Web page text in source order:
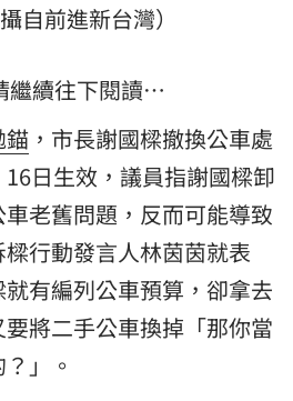
自前進新台灣）
繼續往下閱讀…
錨 ，市長謝國樑撤換公車處
日生效，議員指謝國樑卸
老舊問題，反而可能導致
行動發言人林茵茵就表
有編列公車預算，卻拿去
將二手公車換掉「那你當
」。